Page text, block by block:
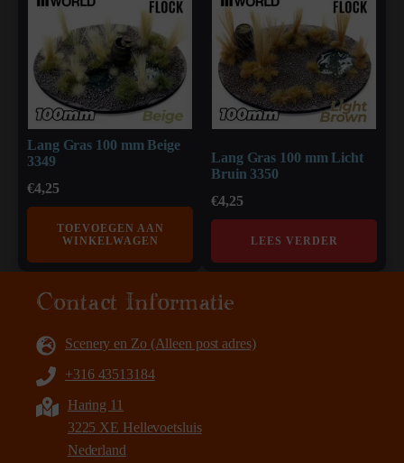
Lang Gras 100 mm Beige
3349
€4,25
TOEVOEGEN AAN
WINKELWAGEN
Lang Gras 100 mm Licht
Bruin 3350
€4,25
LEES VERDER
Contact Informatie
Scenery en Zo (Alleen post adres)
+316 43513184
Haring 11
3225 XE Hellevoetsluis
Nederland